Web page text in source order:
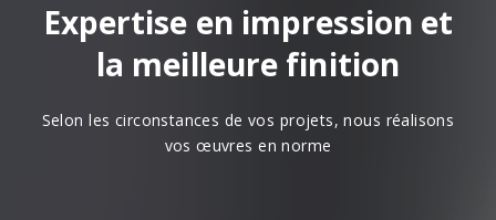
Expertise en impression et
la meilleure finition
Selon les circonstances de vos projets, nous réalisons
vos œuvres en norme